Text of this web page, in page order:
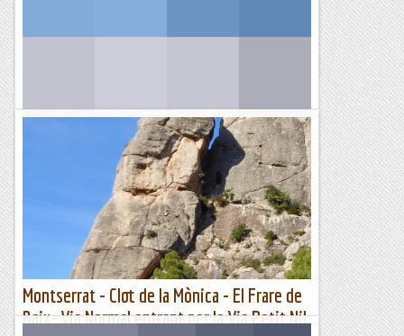
Comdal bastant trepitjada doncs he pensat que seria un...
Puigmal i Petit de Segre
Distància: 14 km.Desnivell: 800 m+/1300 m-.Dificultat
tècnica: ME, S2 (S3).Punt de sortida: estació Puigmal
2900.Durada total: 4.30 h. Des de l'aparcament de...
Passamuntanyes
Montserrat - Clot de la Mònica - El Frare de
Baix- Via Normal entrant per la Via Petit Nil